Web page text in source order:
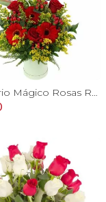
Aniversario Mágico Rosas Rojo - Arreglo floral con globo Te amo, pizarra, aves del paraíso, rosas y gerberas rojo